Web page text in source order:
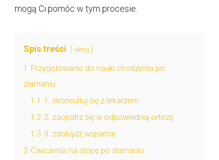
mogą Ci pomóc w tym procesie.
Spis treści ukryj
1 Przygotowanie do nauki chodzenia po
złamaniu
1.1 1. skonsultuj się z lekarzem
1.2 2. zaopatrz się w odpowiednią ortezę
1.3 3. zdobądź wsparcie
2 Ćwiczenia na stopę po złamaniu